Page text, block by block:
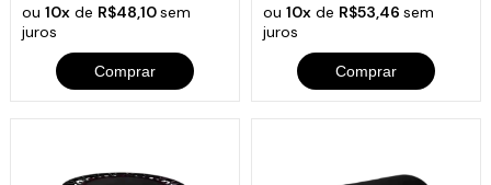
ou10x de R$48,10sem
juros
Comprar
ou 10xde R$53,46 sem
juros
Comprar